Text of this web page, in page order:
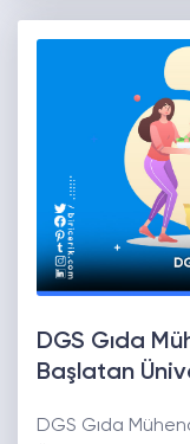
DGS Gıda
Başlatan
DGS Gıda